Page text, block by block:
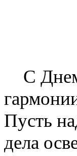
С
Пусть
дела